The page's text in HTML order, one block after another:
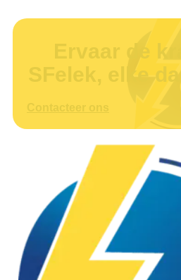
Ervaar de
SFelek, elke
Contacteer ons